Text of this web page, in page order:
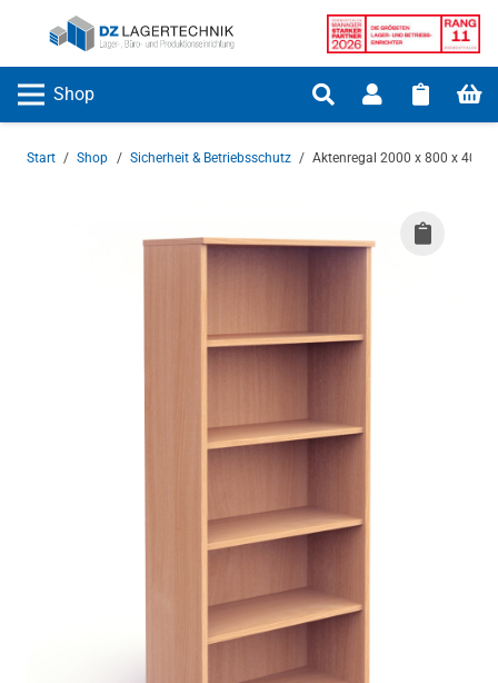
Shop
Start / Shop / Sicherheit & Betriebsschutz / Aktenregal 2000 x 800 x 400